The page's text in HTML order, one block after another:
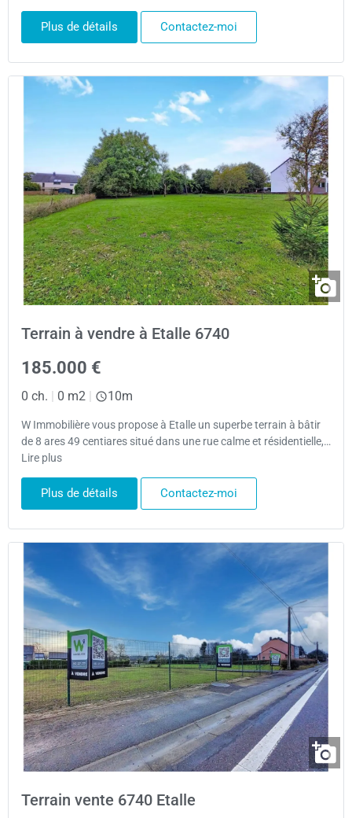
Plus de détails Contactez-moi
Terrain à vendre à Etalle 6740
185.000 €
0 ch. | 0 m2 | 10m
W Immobilière vous propose à Etalle un superbe terrain à bâtir
de 8 ares 49 centiares situé dans une rue calme et résidentielle,…
Lire plus
Plus de détails Contactez-moi
Terrain vente 6740 Etalle